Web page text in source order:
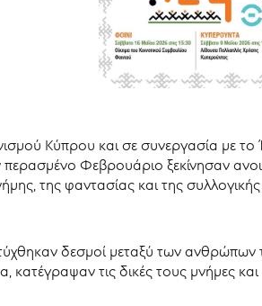
Κύπρου και σε συνεργασία με το
Φεβρουάριο ξεκίνησαν
της φαντασίας και της
δεσμοί μεταξύ των ανθρώπων
κατέγραψαν τις δικές τους μνήμες